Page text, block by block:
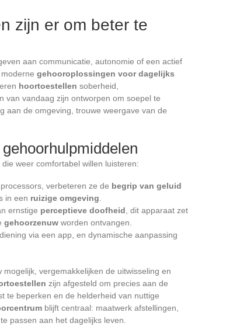
zijn er om beter te
aan communicatie, autonomie of een actief
gehooroplossingen voor dagelijks
hoortoestellen soberheid,
van vandaag zijn ontworpen om soepel te
aan de omgeving, trouwe weergave van de
weer comfortabel willen luisteren:
verbeteren ze de begrip van geluid
in een ruizige omgeving
ernstige perceptieve doofheid , dit apparaat zet
gehoorzenuw worden ontvangen.
via een app, en dynamische aanpassing
vergemakkelijken de uitwisseling en
zijn afgesteld om precies aan de
te beperken en de helderheid van nuttige
blijft centraal: maatwerk afstellingen,
passen aan het dagelijks leven.